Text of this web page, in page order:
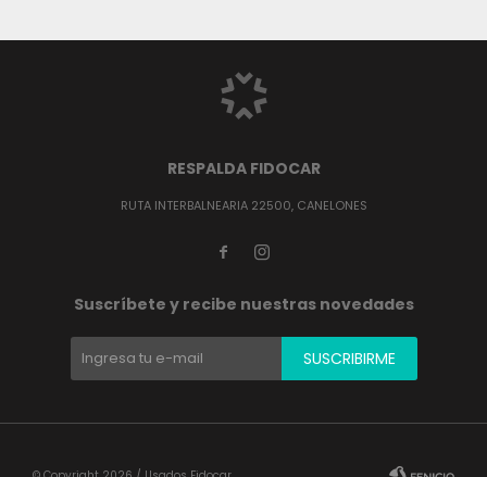
RESPALDA FIDOCAR
RUTA INTERBALNEARIA 22500, CANELONES
 
Suscríbete y recibe nuestras novedades
SUSCRIBIRME